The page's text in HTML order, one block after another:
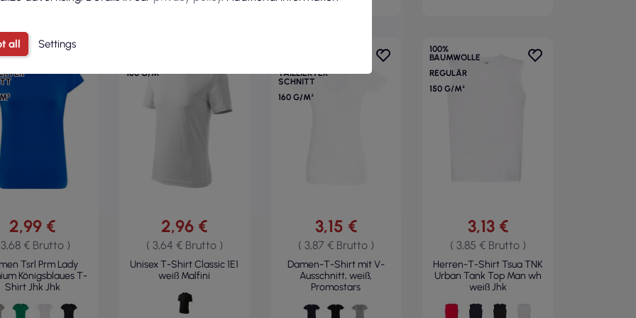
2,99 €
€ Brutto )
Tsrl Prm Lady
Königsblaues T-
Shirt Jhk Jhk
160 G/M²
2,96 €
( 3,64 € Brutto )
Unisex T-Shirt Classic 1E1
weiß Malfini
TAILLIERTER
SCHNITT
160 G/M²
3,15 €
( 3,87 € Brutto )
Damen-T-Shirt mit V-
Ausschnitt, weiß,
Promostars
100%
BAUMWOLLE
REGULÄR
150 G/M²
3,13 €
( 3,85 € Brutto )
Herren-T-Shirt Tsua TNK
Urban Tank Top Man wh
weiß Jhk
all Settings